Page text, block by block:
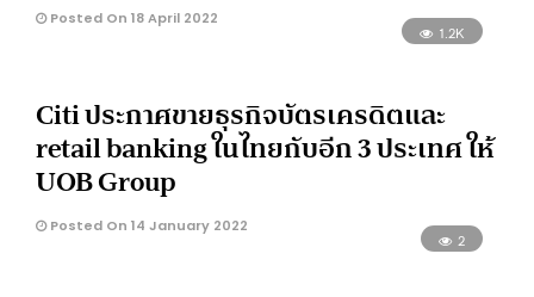
Posted On 18 April 2022
1.2K
Citi ประกาศขายธุรกิจบัตรเครดิตและ
retail banking ในไทยกับอีก 3 ประเทศ ให้
UOB Group
Posted On 14 January 2022
2